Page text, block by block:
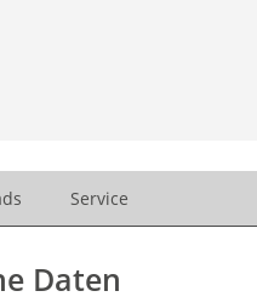
Service
Daten